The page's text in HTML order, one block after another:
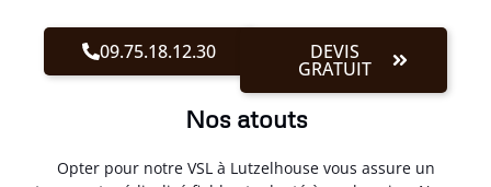
09.75.18.12.30 DEVIS
GRATUIT
Nos atouts
Opter pour notre VSL à Lutzelhouse vous assure un